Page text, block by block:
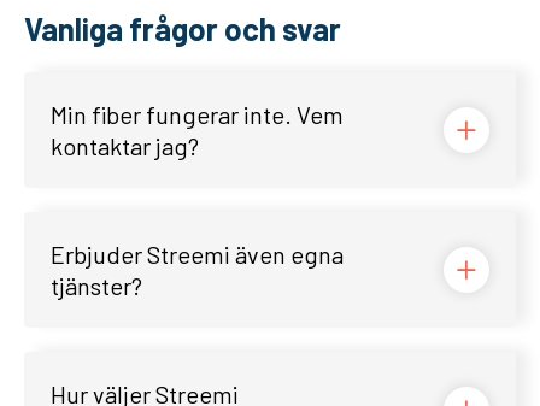
Vanliga frågor och svar
Min fiber fungerar inte. Vem
kontaktar jag?
Erbjuder Streemi även egna
tjänster?
Hur väljer Streemi